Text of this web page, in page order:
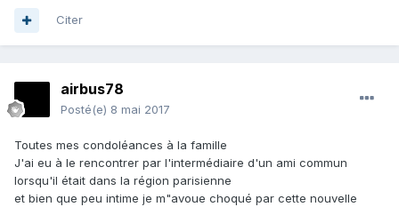
Citer
airbus78
Posté(e) 8 mai 2017
Toutes mes condoléances à la famille
J'ai eu à le rencontrer par l'intermédiaire d'un ami commun
lorsqu'il était dans la région parisienne
et bien que peu intime je m"avoue choqué par cette nouvelle